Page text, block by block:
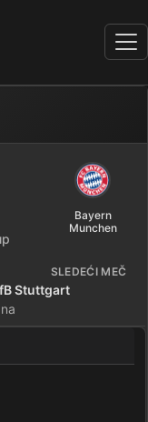
Bayern
Munchen
SLEDEĆI MEČ
Stuttgart